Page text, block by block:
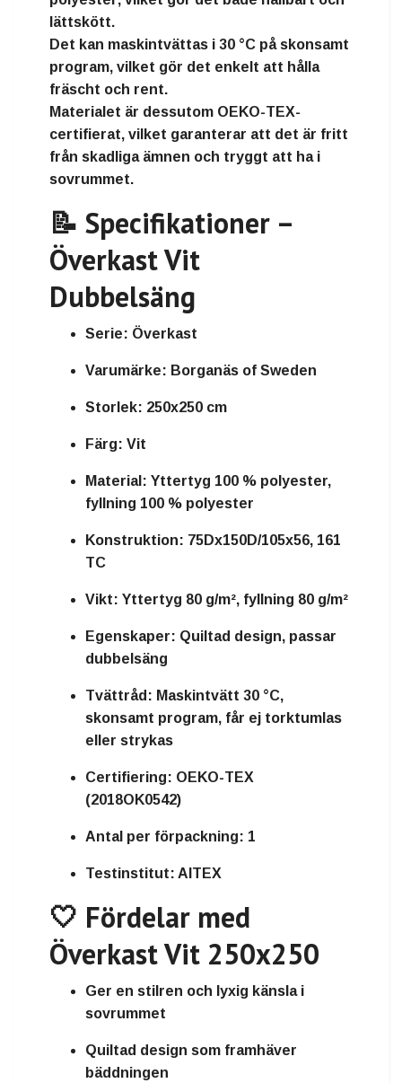
lättskött.
Det kan maskintvättas i 30 °C på skonsamt
program, vilket gör det enkelt att hålla
fräscht och rent.
Materialet är dessutom OEKO-TEX-
certifierat, vilket garanterar att det är fritt
från skadliga ämnen och tryggt att ha i
sovrummet.
📝 Specifikationer –
Överkast Vit
Dubbelsäng
Serie: Överkast
Varumärke: Borganäs of Sweden
Storlek: 250x250 cm
Färg: Vit
Material: Yttertyg 100 % polyester,
fyllning 100 % polyester
Konstruktion: 75Dx150D/105x56, 161
TC
Vikt: Yttertyg 80 g/m², fyllning 80 g/m²
Egenskaper: Quiltad design, passar
dubbelsäng
Tvättråd: Maskintvätt 30 °C,
skonsamt program, får ej torktumlas
eller strykas
Certifiering: OEKO-TEX
(2018OK0542)
Antal per förpackning: 1
Testinstitut: AITEX
🤍 Fördelar med
Överkast Vit 250x250
Ger en stilren och lyxig känsla i
sovrummet
Quiltad design som framhäver
bäddningen